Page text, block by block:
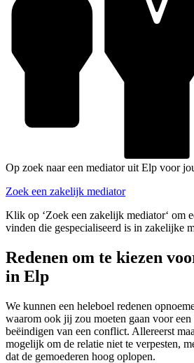
Op zoek naar een mediator uit Elp voor
Zoek een zakelijk mediator
Klik op ‘Zoek een zakelijk mediator‘ om
vinden die gespecialiseerd is in zakelijke
Redenen om te kiezen
in Elp
We kunnen een heleboel redenen
waarom ook jij zou moeten gaan voor
beëindigen van een conflict. Allereerst
mogelijk om de relatie niet te verpesten,
dat de gemoederen hoog oplopen.